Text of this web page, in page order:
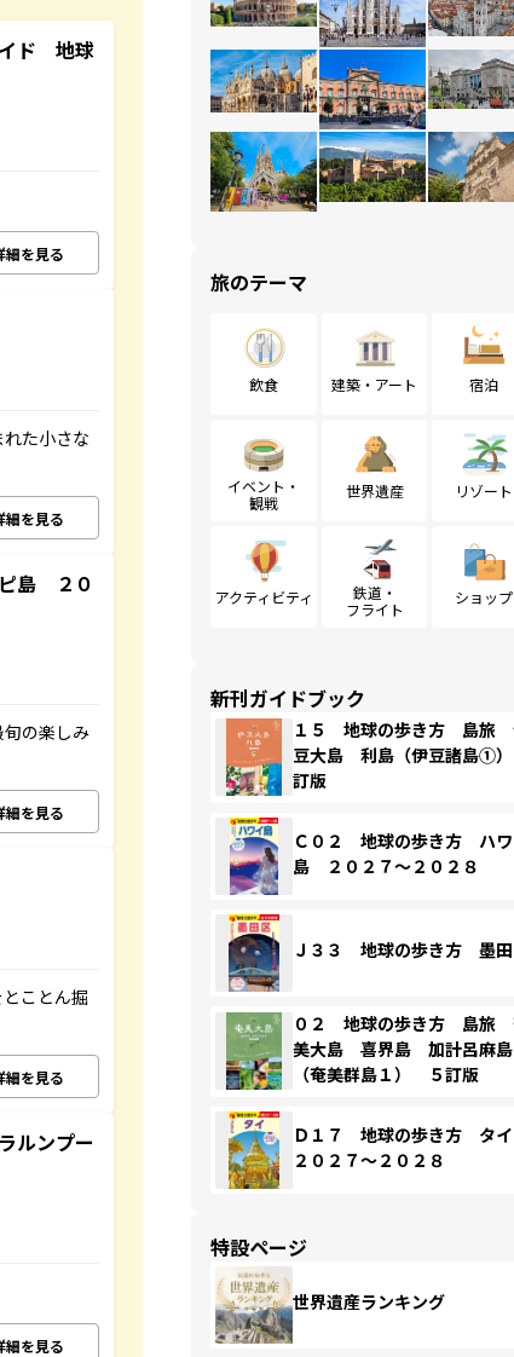
ド 地球
細を見る
た小さな
細を見る
島 ２０
の楽しみ
細を見る
ことん掘
細を見る
ルンプー
細を見る
旅のテーマ
飲食 建築・アート 宿泊
イベント・
観戦
世界遺産 リゾート
アクティビティ
鉄道・
フライト
ショップ
新刊ガイドブック
１５ 地球の歩き方 島旅
豆大島 利島（伊豆諸島①）
訂版
Ｃ０２ 地球の歩き方 ハ
島 ２０２７～２０２８
Ｊ３３ 地球の歩き方 墨
０２ 地球の歩き方 島旅
美大島 喜界島 加計呂麻島
（奄美群島１） ５訂版
Ｄ１７ 地球の歩き方 タ
２０２７～２０２８
特設ページ
世界遺産ランキング